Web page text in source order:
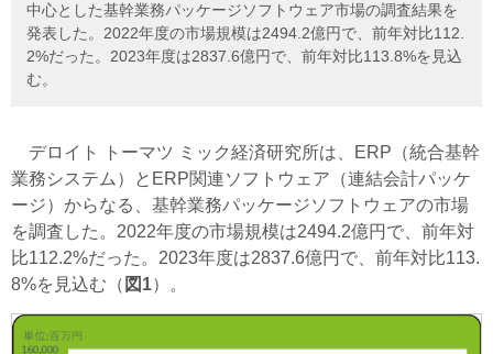
中心とした基幹業務パッケージソフトウェア市場の調査結果を
発表した。2022年度の市場規模は2494.2億円で、前年対比112.
2%だった。2023年度は2837.6億円で、前年対比113.8%を見込
む。
デロイト トーマツ ミック経済研究所は、ERP（統合基幹
業務システム）とERP関連ソフトウェア（連結会計パッケ
ージ）からなる、基幹業務パッケージソフトウェアの市場
を調査した。2022年度の市場規模は2494.2億円で、前年対
比112.2%だった。2023年度は2837.6億円で、前年対比113.
8%を見込む（ 図1）。